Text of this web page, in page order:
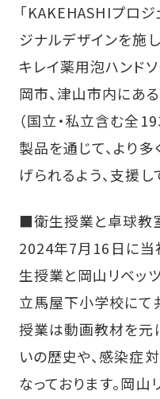
「KAKEHASHIプロジ
ジナルデザインを施
キレイ薬用泡ハンド
岡市、津山市内にあ
（国立・私立含む全
製品を通じて、より
げられるよう、支援し
■衛生授業と卓球教
2024年7月16日に当
生授業と岡山リベッ
立馬屋下小学校にて
授業は動画教材を元
いの歴史や、感染症
なっております。岡